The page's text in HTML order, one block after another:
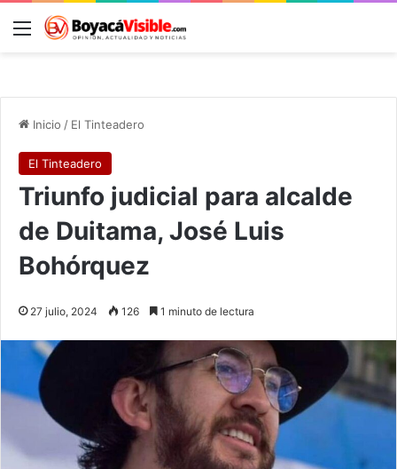
Menú
Inicio / El Tinteadero
El Tinteadero
Triunfo judicial para alcalde
de Duitama, José Luis
Bohórquez
27 julio, 2024 126 1 minuto de lectura